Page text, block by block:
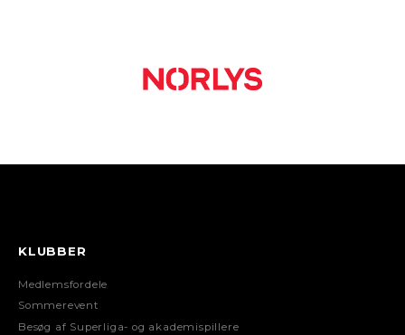
KLUBBER
Medlemsfordele
Sommerevent
Besøg af Superliga- og akademispillere